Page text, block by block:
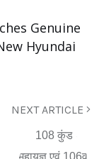
Genuine
Hyundai
NEXT ARTICLE